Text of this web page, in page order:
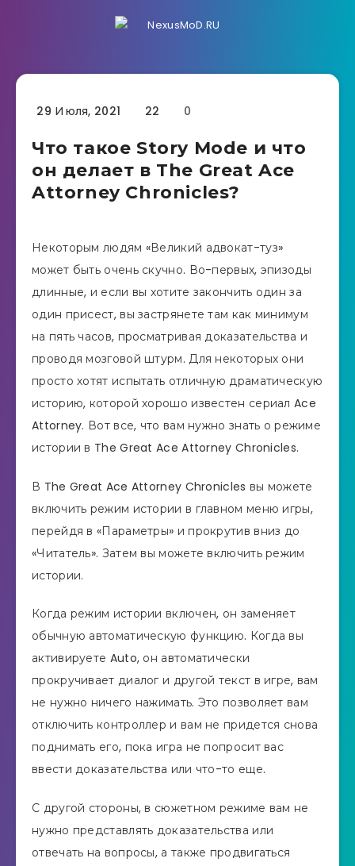
29 Июля, 2021 22 0
Что такое Story Mode и что
он делает в The Great Ace
Attorney Chronicles?
Некоторым людям «Великий адвокат-туз»
может быть очень скучно. Во-первых, эпизоды
длинные, и если вы хотите закончить один за
один присест, вы застрянете там как минимум
на пять часов, просматривая доказательства и
проводя мозговой штурм. Для некоторых они
просто хотят испытать отличную драматическую
историю, которой хорошо известен сериал Ace
Attorney. Вот все, что вам нужно знать о режиме
истории в The Great Ace Attorney Chronicles.
В The Great Ace Attorney Chronicles вы можете
включить режим истории в главном меню игры,
перейдя в «Параметры» и прокрутив вниз до
«Читатель». Затем вы можете включить режим
истории.
Когда режим истории включен, он заменяет
обычную автоматическую функцию. Когда вы
активируете Auto, он автоматически
прокручивает диалог и другой текст в игре, вам
не нужно ничего нажимать. Это позволяет вам
отключить контроллер и вам не придется снова
поднимать его, пока игра не попросит вас
ввести доказательства или что-то еще.
С другой стороны, в сюжетном режиме вам не
нужно представлять доказательства или
отвечать на вопросы, а также продвигаться